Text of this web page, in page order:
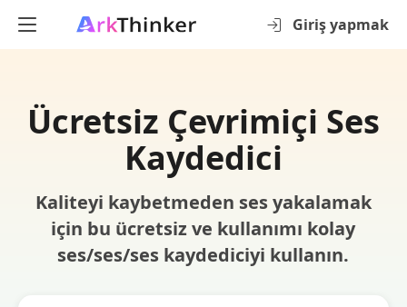
Giriş yapmak
Ücretsiz Çevrimiçi Ses
Kaydedici
Kaliteyi kaybetmeden ses yakalamak
için bu ücretsiz ve kullanımı kolay
ses/ses/ses kaydediciyi kullanın.